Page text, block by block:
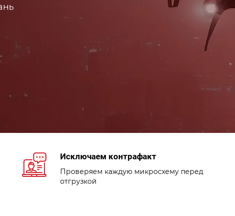
Исключаем контрафакт
Проверяем каждую микросхему перед
отгрузкой